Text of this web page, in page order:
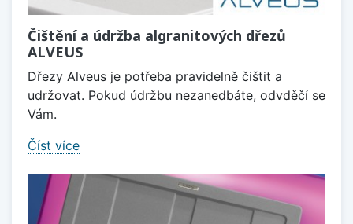
Čištění a údržba algranitových dřezů
ALVEUS
Dřezy Alveus je potřeba pravidelně čištit a
udržovat. Pokud údržbu nezanedbáte, odvděčí se
Vám.
Číst více